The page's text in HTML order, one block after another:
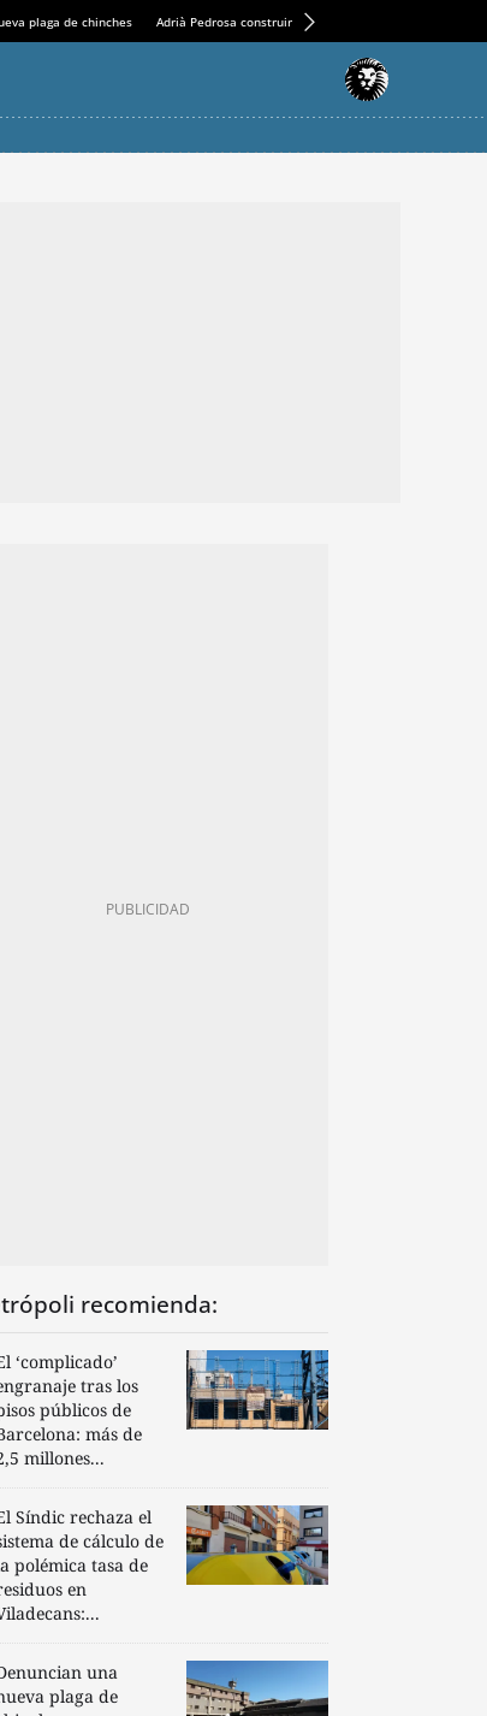
plaga de chinches Adrià Pedrosa construirá la nueva residencia en el
recomienda:
‘complicado’
tras los
públicos de
más de
millones...
Síndic rechaza el
de cálculo de
polémica tasa de
en
una
plaga de